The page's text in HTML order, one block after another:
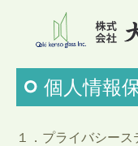
会社案内
事業案内
個人情報
１．プライバシース